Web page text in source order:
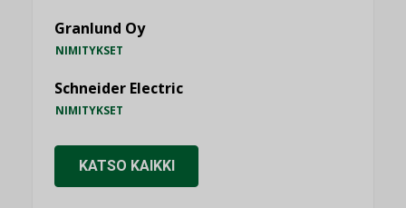
Granlund Oy
NIMITYKSET
Schneider Electric
NIMITYKSET
KATSO KAIKKI